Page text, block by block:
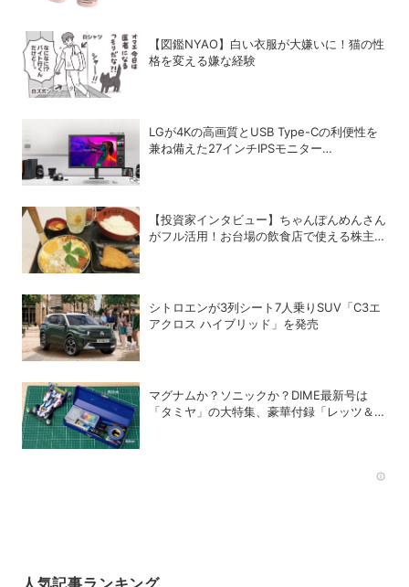
【図鑑NYAO】白い衣服が大嫌いに！猫の性
格を変える嫌な経験
LGが4Kの高画質とUSB Type-Cの利便性を
兼ね備えた27インチIPSモニター
【投資家インタビュー】ちゃんぽんめんさん
がフル活用！お台場の飲食店で使える株主優
シトロエンが3列シート7人乗りSUV「C3エ
アクロス ハイブリッド」を発売
マグナムか？ソニックか？DIME最新号は
「タミヤ」の大特集、豪華付録「レッツ＆ゴ
人気記事ランキング